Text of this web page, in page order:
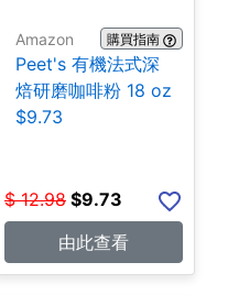
Amazon 購買指南
Peet's 有機法式深
焙研磨咖啡粉 18 oz
$9.73
$ 12.98 $9.73
由此查看